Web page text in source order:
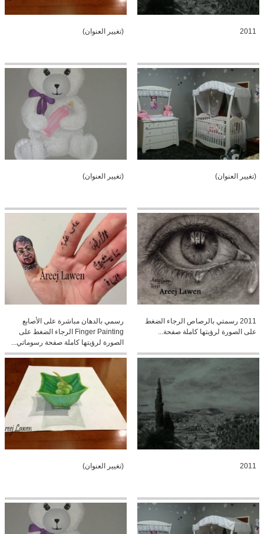
2011 (تغيير العنوان)
(تغيير العنوان) (تغيير العنوان)
2011 رسمتي بالرصاص الرجاء الضغط
على الصورة لرؤيتها كاملة صفحة...
رسمي بالدهان مباشرة على الأصابع
Finger Painting الرجاء الضغط على
الصورة لرؤيتها كاملة صفحة رسوماتي...
2011 (تغيير العنوان)